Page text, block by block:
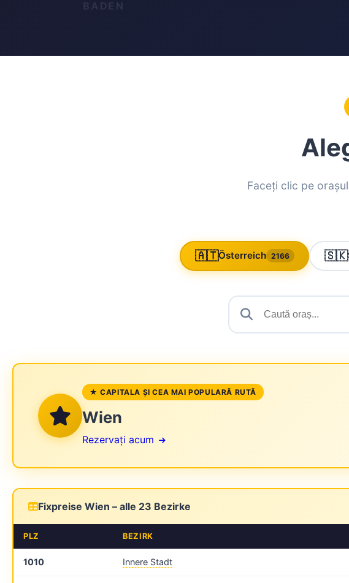
Faceți clic pe
🇦🇹Österreich 2166 🇸🇰
★ CAPITALA ȘI CEA MAI POPULARĂ RUTĂ
Wien
Rezervați acum
Fixpreise Wien – alle 23 Bezirke
PLZ BEZIRK
1010 Innere Stadt